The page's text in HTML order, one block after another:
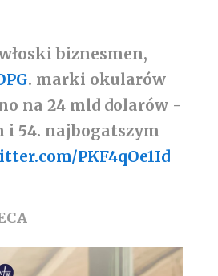
biznesmen,
. marki okularów
na 24 mld dolarów -
i 54. najbogatszym
PKF4qOe1Id